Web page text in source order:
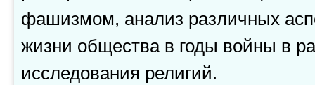
фашизмом, анализ различных
жизни общества в годы войны в
исследования религий.